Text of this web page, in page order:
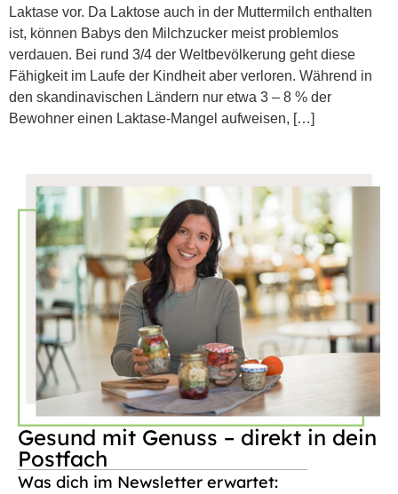
Laktase vor. Da Laktose auch in der Muttermilch enthalten
ist, können Babys den Milchzucker meist problemlos
verdauen. Bei rund 3/4 der Weltbevölkerung geht diese
Fähigkeit im Laufe der Kindheit aber verloren. Während in
den skandinavischen Ländern nur etwa 3 – 8 % der
Bewohner einen Laktase-Mangel aufweisen, […]
Gesund mit Genuss – direkt in dein
Postfach
Was dich im Newsletter erwartet: